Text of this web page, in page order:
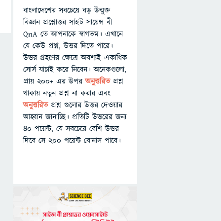
বাংলাদেশের সবচেয়ে বড় উন্মুক্ত
বিজ্ঞান প্রশ্নোত্তর সাইট সায়েন্স বী
QnA তে আপনাকে স্বাগতম। এখানে
যে কেউ প্রশ্ন, উত্তর দিতে পারে।
উত্তর গ্রহণের ক্ষেত্রে অবশ্যই একাধিক
সোর্স যাচাই করে নিবেন। অনেকগুলো,
প্রায় ২০০+ এর উপরঅনুত্তরিতপ্রশ্ন
থাকায় নতুন প্রশ্ন না করার এবং
অনুত্তরিত প্রশ্ন গুলোর উত্তর দেওয়ার
আহ্বান জানাচ্ছি। প্রতিটি উত্তরের জন্য
৪০ পয়েন্ট, যে সবচেয়ে বেশি উত্তর
দিবে সে ২০০ পয়েন্ট বোনাস পাবে।